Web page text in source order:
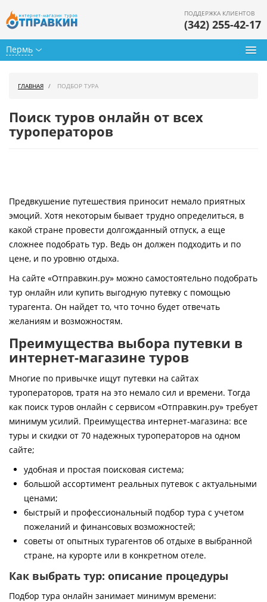
Пермь
ПОДДЕРЖКА КЛИЕНТОВ
(342) 255-42-17
Горящие туры
Страны
Как купить
Контакты
ГЛАВНАЯ ПОДБОР ТУРА
Поиск туров онлайн от всех
туроператоров
Предвкушение путешествия приносит немало приятных
эмоций. Хотя некоторым бывает трудно определиться, в
какой стране провести долгожданный отпуск, а еще
сложнее подобрать тур. Ведь он должен подходить и по
цене, и по уровню отдыха.
На сайте «Отправкин.ру» можно самостоятельно подобрать
тур онлайн или купить выгодную путевку с помощью
турагента. Он найдет то, что точно будет отвечать
желаниям и возможностям.
Преимущества выбора путевки в
интернет-магазине туров
Многие по привычке ищут путевки на сайтах
туроператоров, тратя на это немало сил и времени. Тогда
как поиск туров онлайн с сервисом «Отправкин.ру» требует
минимум усилий. Преимущества интернет-магазина: все
туры и скидки от 70 надежных туроператоров на одном
сайте;
удобная и простая поисковая система;
большой ассортимент реальных путевок с актуальными
ценами;
быстрый и профессиональный подбор тура с учетом
пожеланий и финансовых возможностей;
советы от опытных турагентов об отдыхе в выбранной
стране, на курорте или в конкретном отеле.
Как выбрать тур: описание процедуры
Подбор тура онлайн занимает минимум времени: